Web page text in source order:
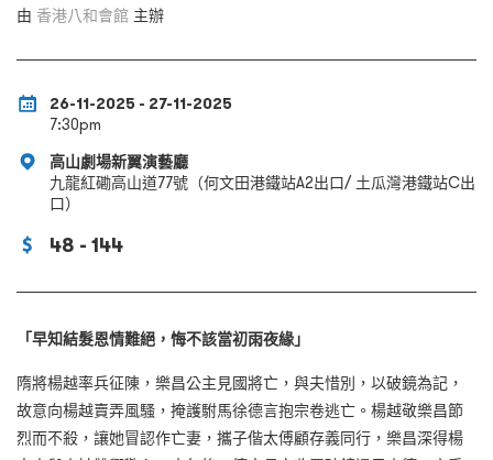
由 香港八和會館 主辦
26-11-2025 - 27-11-2025
7:30pm
高山劇場新翼演藝廳
九龍紅磡高山道77號（何文田港鐵站A2出口/ 土瓜灣港鐵站C出
口）
48 - 144
「早知結髮恩情難絕，悔不該當初雨夜緣」
隋將楊越率兵征陳，樂昌公主見國將亡，與夫惜別，以破鏡為記，
故意向楊越賣弄風騷，掩護駙馬徐德言抱宗卷逃亡。楊越敬樂昌節
烈而不殺，讓她冒認作亡妻，攜子偕太傅顧存義同行，樂昌深得楊